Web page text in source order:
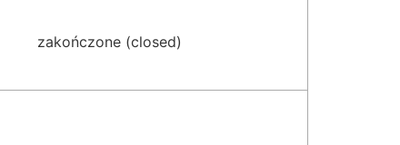
zakończone (closed)